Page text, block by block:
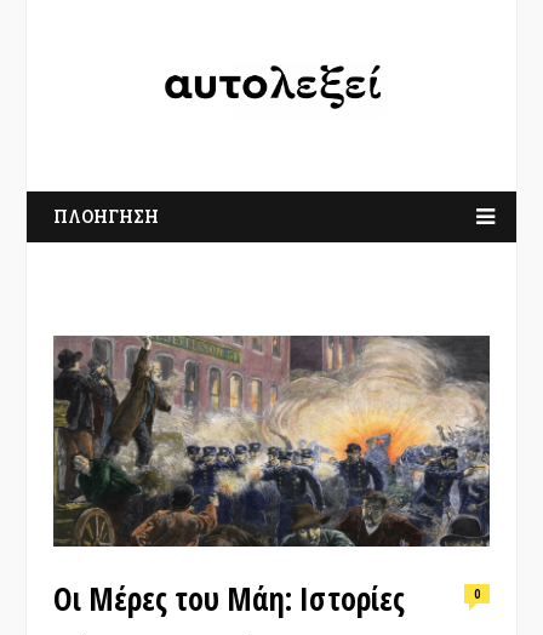
ΠΛΟΗΓΗΣΗ
Οι Μέρες του Μάη: Ιστορίες
0